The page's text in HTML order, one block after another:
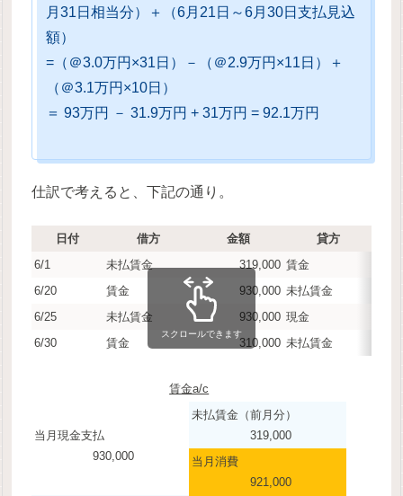
月31日相当分）＋（6月21日～6月30日支払見込
額）
=（＠3.0万円×31日）－（＠2.9万円×11日）＋
（＠3.1万円×10日）
＝ 93万円 － 31.9万円 + 31万円 = 92.1万円
仕訳で考えると、下記の通り。
日付 借方 金額
貸方
6/1
未払賃金 319,000 賃金
6/20
賃金 930,000 未払賃金
6/25
未払賃金 930,000 現金
6/30
賃金 310,000 未払賃金
スクロールできます
賃金a/c
当月現金支払
930,000
未払賃金（前月分）
319,000
当月消費
921,000